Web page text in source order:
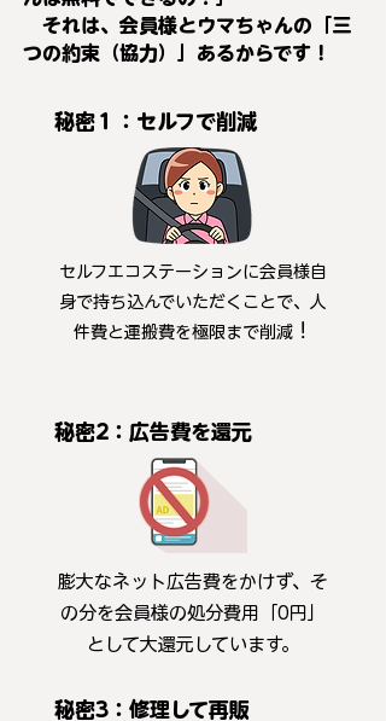
それは、会員様とウマちゃんの「三
つの約束（協力）」あるからです！
秘密１：セルフで削減
セルフエコステーションに会員様自
身で持ち込んでいただくことで、人
件費と運搬費を極限まで削減！
秘密2：広告費を還元
膨大なネット広告費をかけず、そ
の分を会員様の処分費用「0円」
として大還元しています。
秘密3：修理して再販